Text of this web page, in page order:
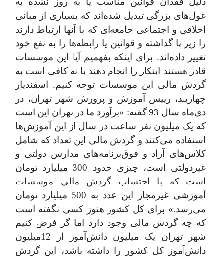
غول‌های بزرگی تبدیل شده‌اند که بسیاری از مبانی
اخلاقی و اجتماعی جامعه‌ای که با آنها ارتباط دارند
را زیر پا گذاشته و قوانین یا رابطه‌ها را به نفع خود
تغییر داده‌اند. برای اینکه بفهمیم آیا این موسسات
قادر هستند اینکار را انجام دهند یا نه کافی است به
گردش مالی این موسسات توجه کنیم. اسفندیار
چهاربند، رییس آموزش و پرورش شهر تهران، در
دی‌ماه سال 93 گفته: «برآورد ما در تهران این است
که یک میلیون نفر ساعت در سال از این آموزش‌ها
استفاده می‌کنند و گردش مالی این تعداد که شامل
کلاس‌های آزاد و فوق‌برنامه‌های مدارس دولتی و
غیر‌دولتی است، چیزی حدود 300 میلیارد تومان
است که با احتساب گردش مالی موسسات
آموزشی غیر‌مجاز این عدد به 500 میلیارد تومان
می‌رسد.» برای کل کشور هنوز کسی نگفته است
که چه گردش مالی وجود دارد اما گر فرض کنیم
شهر تهران یک میلیون دانش‌آموز از 12میلیون
دانش‌آموز کل کشور را داشته باشد، این گردش